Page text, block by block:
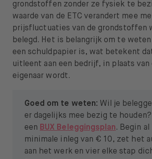
grondstoffen zonder ze fysiek te
waarde van de ETC verandert mee
prijsfluctuaties van de grondstoffen
belegd. Het is belangrijk om te weten
een schuldpapier is, wat betekent
uitleent aan een bedrijf, in plaats van
eigenaar wordt.
Goed om te weten: Wil je
er dagelijks mee bezig te
een BUX Beleggingsplan. Begin
minimale inleg van € 10, zet het
aan het werk en vier elke stap